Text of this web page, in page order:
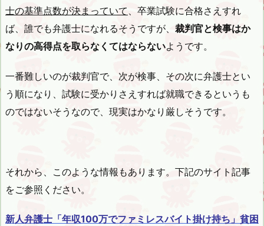
士の基準点数が決まっていて、卒業試験に合格さえすれ
ば、誰でも弁護士になれるそうですが、 裁判官と検事はか
なりの高得点を取らなくてはならないようです。
一番難しいのが裁判官で、次が検事、その次に弁護士とい
う順になり、試験に受かりさえすれば就職できるというも
のではないそうなので、現実はかなり厳しそうです。
それから、このような情報もあります。下記のサイト記事
をご参照ください。
新人弁護士「年収100万でファミレスバイト掛け持ち」貧困